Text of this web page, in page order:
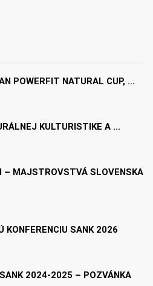
POWERFIT NATURAL CUP, ...
KULTURISTIKE A ...
– MAJSTROVSTVÁ SLOVENSKA
KONFERENCIU SANK 2026
2024-2025 – POZVÁNKA